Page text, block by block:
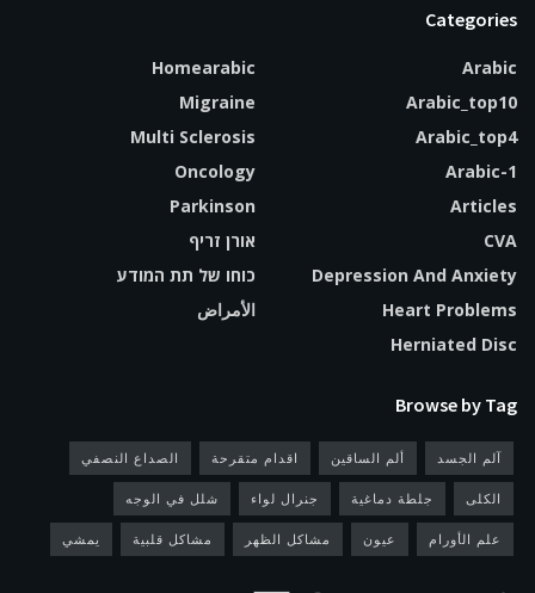
Categories
Arabic
Arabic_top10
Arabic_top4
Arabic-1
Articles
CVA
Depression And Anxiety
Heart Problems
Herniated Disc
Homearabic
Migraine
Multi Sclerosis
Oncology
Parkinson
אורן זריף
כוחו של תת המודע
الأمراض
Browse by Tag
آلم الجسد ألم الساقين اقدام متقرحة الصداع النصفي
الكلى جلطة دماغية جنرال لواء شلل في الوجه
علم الأورام عيون مشاكل الظهر مشاكل قلبية يمشي